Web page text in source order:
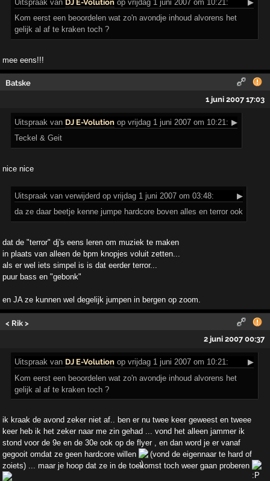
Uitspraak van DJ E-Volution op vrijdag 1 juni 2007 om 10:21:
▶
Kom eerst een beoordelen wat zo'n avondje inhoud alvorens het
gelijk al af te kraken toch ?
mee eens!!!
Batske
1 juni 2007 17:03
Uitspraak van DJ E-Volution op vrijdag 1 juni 2007 om 10:21: ▶
Teckel & Geit
nice nice
Uitspraak van verwijderd op vrijdag 1 juni 2007 om 03:48:
▶
da ze daar beetje kenne jumpe hardcore boven alles en terror ook
dat de "terror" dj's eens leren om muziek te maken
in plaats van alleen de bpm knopjes voluit zetten...
als er wel iets simpel is is dat eerder terror...
puur bass en "gebonk"
en JA ze kunnen wel degelijk jumpen in bergen op zoom.
< Rik >
2 juni 2007 00:37
Uitspraak van DJ E-Volution op vrijdag 1 juni 2007 om 10:21:
▶
Kom eerst een beoordelen wat zo'n avondje inhoud alvorens het
gelijk al af te kraken toch ?
ik kraak de avond zeker niet af.. ben er nu twee keer geweest en tweee
keer heb ik het zeker naar me zin gehad ... vond het alleen jammer ik
stond voor de 9e en de 30e ook op de flyer , en dan word je er vanaf
gegooit omdat ze geen hardcore willen
(vond de eigennaar te hard of
zoiets) ... maar je hoop dat ze in de toekomst toch weer gaan proberen